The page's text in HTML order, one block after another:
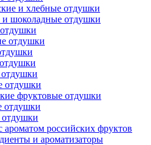
и хлебные отдушки
шоколадные отдушки
отдушки
отдушки
фруктовые отдушки
отдушки
российских фруктов
и ароматизаторы